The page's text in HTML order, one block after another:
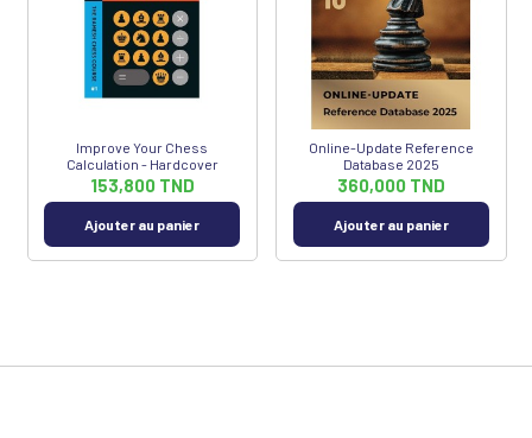
Improve Your Chess
Calculation - Hardcover
153,800 TND
Ajouter au panier
Online-Update Reference
Database 2025
360,000 TND
Ajouter au panier